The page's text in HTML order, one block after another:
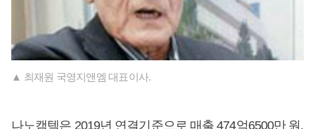
▲ 최재원 국영지앤엠 대표이사.
나노캠텍은 2019년 연결기준으로 매출 474억6500만 원,